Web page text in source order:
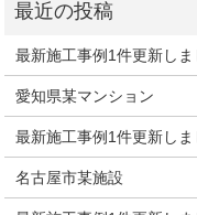
最新施工事例1件更新しま
愛知県某マンション
最新施工事例1件更新しま
名古屋市某施設